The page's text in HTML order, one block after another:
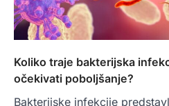
Koliko traje bakterijska
očekivati poboljšanje?
Bakterijske infekcije